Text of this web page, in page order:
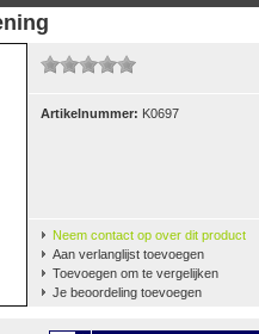
Artikelnummer: K0697
Neem contact op over dit product
Aan verlanglijst toevoegen
Toevoegen om te vergelijken
Je beoordeling toevoegen